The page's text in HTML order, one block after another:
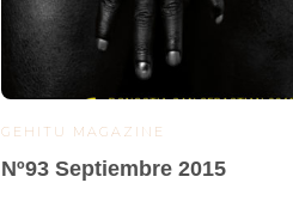
GEHITU MAGAZINE
Nº93 Septiembre 2015